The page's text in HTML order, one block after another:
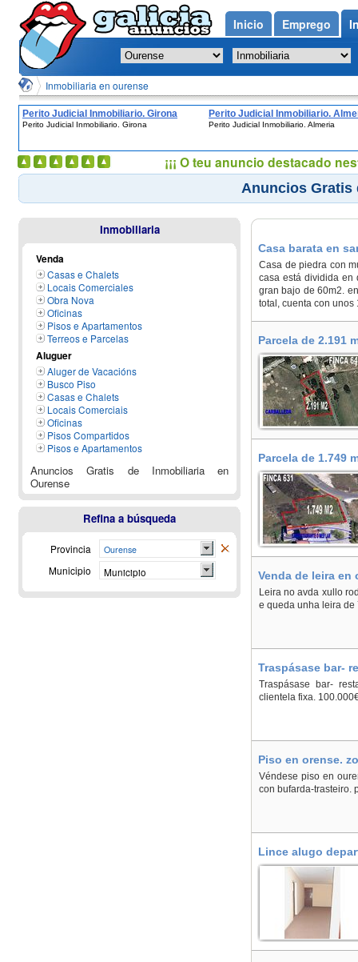
Inmobiliaria en ourense
Perito Judicial Inmobiliario. Girona
Perito Judicial Inmobiliario. Girona
Perito Judicial Inmobiliario.
Perito Judicial Inmobiliario. Almeria
Anuncios Gratis
Casa barata en
de Ambía
Casa de piedra con
casa está dividida en
gran bajo de 60m2.
total, cuenta con unos
Parcela de 2.191
Parcela de 1.749
Venda de leira en
Leira no avda xullo
e queda unha leira de
Traspásase bar-
Traspásase bar-
clientela fixa.
Piso en orense.
Véndese piso en
con bufarda-trasteiro.
Lince alugo
Inmobiliaria
Venda
Casas e Chalets
Locais Comerciales
Obra Nova
Oficinas
Pisos e Apartamentos
Terreos e Parcelas
Aluguer
Aluger de Vacacións
Busco Piso
Casas e Chalets
Locais Comerciais
Oficinas
Pisos Compartidos
Pisos e Apartamentos
Anuncios Gratis de Inmobiliaria en
Ourense
Refina a búsqueda
Provincia Ourense
Municipio Municipio
Inicio Emprego
¡¡¡ O teu anuncio destacado